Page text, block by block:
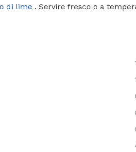
di lime . Servire fresco o a